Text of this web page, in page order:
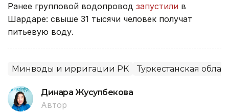
Ранее групповой водопровод запустили в
Шардаре: свыше 31 тысячи человек получат
питьевую воду.
Минводы и ирригации РК Туркестанская
Динара Жусупбекова
Автор